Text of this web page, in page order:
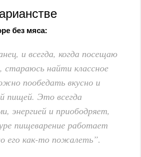
без мяса:
и всегда, когда посещаю
стараюсь найти классное
пообедать вкусно и
пищей. Это всегда
энергией и приободряет,
пищеварение работает
его как-то пожалеть”.